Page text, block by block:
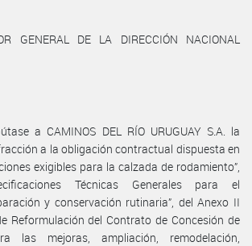
GENERAL DE LA DIRECCIÓN NACIONAL
a CAMINOS DEL RÍO URUGUAY S.A. la
a la obligación contractual dispuesta en
exigibles para la calzada de rodamiento”,
Técnicas Generales para el
y conservación rutinaria”, del Anexo II
Reformulación del Contrato de Concesión de
las mejoras, ampliación, remodelación,